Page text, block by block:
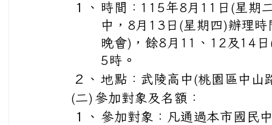
１、 時間：115年8月11日(星期
中，8月13日(星期四)辦理
晚會)，餘8月11、12及14
5時。
２、 地點：武陵高中(桃園區中山
(二) 參加對象及名額：
１、 參加對象：凡通過本市國民